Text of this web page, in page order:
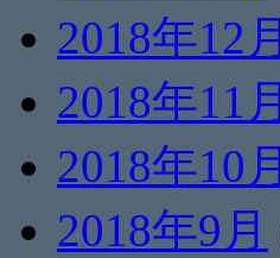
2018年12月
2018年11月
2018年10月
2018年9月